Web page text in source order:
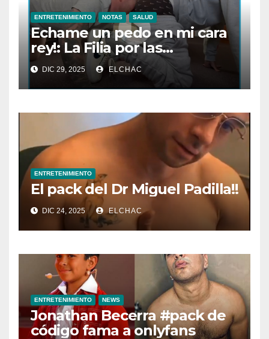
ENTRETENIMIENTO NOTAS SALUD
Echame un pedo en mi cara
rey!: La Filia por las
Flatulencias”
DIC 29, 2025 ELCHAC
ENTRETENIMIENTO
El pack del Dr Miguel Padilla!!
DIC 24, 2025 ELCHAC
ENTRETENIMIENTO NEWS
Jonathan Becerra #pack de
código fama a onlyfans